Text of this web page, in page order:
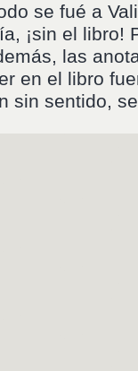
se fué a
¡sin el libro!
las
en el libro
sin sentido,